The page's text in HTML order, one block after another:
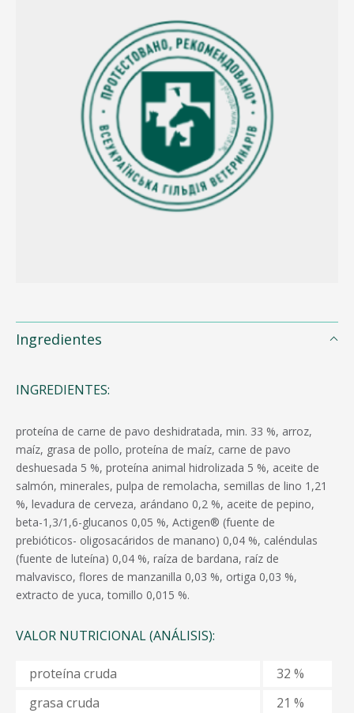
Ingredientes
INGREDIENTES:
proteína de carne de pavo deshidratada, min. 33 %, arroz,
maíz, grasa de pollo, proteína de maíz, carne de pavo
deshuesada 5 %, proteína animal hidrolizada 5 %, aceite de
salmón, minerales, pulpa de remolacha, semillas de lino 1,21
%, levadura de cerveza, arándano 0,2 %, aceite de pepino,
beta-1,3/1,6-glucanos 0,05 %, Actigen® (fuente de
prebióticos- oligosacáridos de manano) 0,04 %, caléndulas
(fuente de luteína) 0,04 %, raíza de bardana, raíz de
malvavisco, flores de manzanilla 0,03 %, ortiga 0,03 %,
extracto de yuca, tomillo 0,015 %.
VALOR NUTRICIONAL (ANÁLISIS):
proteína cruda
32 %
grasa cruda
21 %